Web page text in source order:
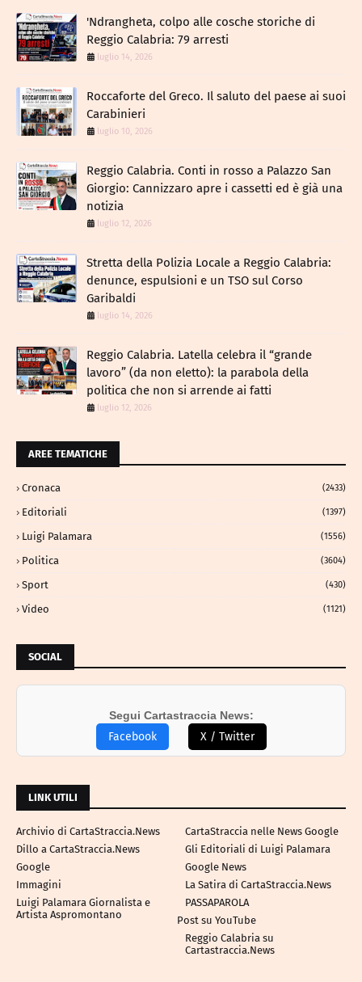
​'Ndrangheta, colpo alle cosche storiche di
Reggio Calabria: 79 arresti
luglio 14, 2026
Roccaforte del Greco. Il saluto del paese ai suoi
Carabinieri
luglio 10, 2026
Reggio Calabria. Conti in rosso a Palazzo San
Giorgio: Cannizzaro apre i cassetti ed è già una
notizia
luglio 12, 2026
​Stretta della Polizia Locale a Reggio Calabria:
denunce, espulsioni e un TSO sul Corso
Garibaldi
luglio 14, 2026
Reggio Calabria. Latella celebra il “grande
lavoro” (da non eletto): la parabola della
politica che non si arrende ai fatti
luglio 12, 2026
AREE TEMATICHE
Cronaca (2433)
Editoriali (1397)
Luigi Palamara (1556)
Politica (3604)
Sport (430)
Video (1121)
SOCIAL
Segui Cartastraccia News:
Facebook X / Twitter
LINK UTILI
Archivio di CartaStraccia.News
CartaStraccia nelle News Google
Dillo a CartaStraccia.News
Gli Editoriali di Luigi Palamara
Google
Google News
Immagini
La Satira di CartaStraccia.News
Luigi Palamara Giornalista e
Artista Aspromontano
PASSAPAROLA
Post su YouTube
Reggio Calabria su
Cartastraccia.News